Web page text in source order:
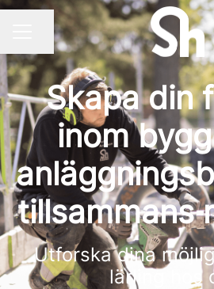
KARRIÄRMENY
Dela sidan
Skapa din
inom
tillsammans
Utforska dina
lärling hos